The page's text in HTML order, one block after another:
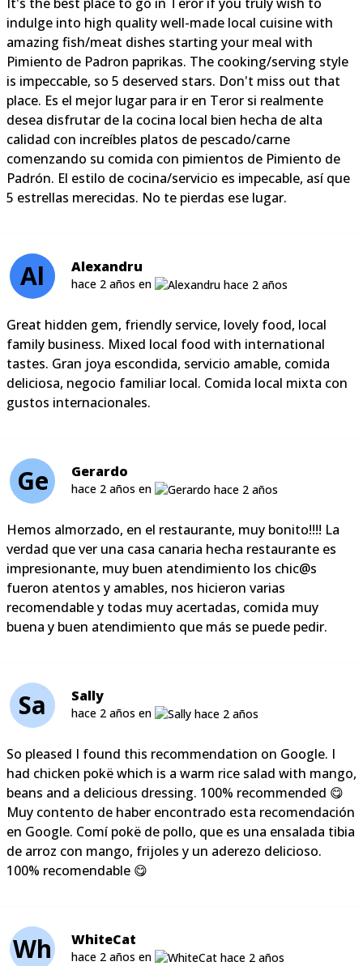
indulge into high quality well-made local cuisine with
amazing fish/meat dishes starting your meal with
Pimiento de Padron paprikas. The cooking/serving style
is impeccable, so 5 deserved stars. Don't miss out that
place. Es el mejor lugar para ir en Teror si realmente
desea disfrutar de la cocina local bien hecha de alta
calidad con increíbles platos de pescado/carne
comenzando su comida con pimientos de Pimiento de
Padrón. El estilo de cocina/servicio es impecable, así que
5 estrellas merecidas. No te pierdas ese lugar.
Al Alexandru
hace 2 años en
Great hidden gem, friendly service, lovely food, local
family business. Mixed local food with international
tastes. Gran joya escondida, servicio amable, comida
deliciosa, negocio familiar local. Comida local mixta con
gustos internacionales.
Ge Gerardo
hace 2 años en
Hemos almorzado, en el restaurante, muy bonito!!!! La
verdad que ver una casa canaria hecha restaurante es
impresionante, muy buen atendimiento los chic@s
fueron atentos y amables, nos hicieron varias
recomendable y todas muy acertadas, comida muy
buena y buen atendimiento que más se puede pedir.
Sa Sally
hace 2 años en
So pleased I found this recommendation on Google. I
had chicken pokë which is a warm rice salad with mango,
beans and a delicious dressing. 100% recommended 😋
Muy contento de haber encontrado esta recomendación
en Google. Comí pokë de pollo, que es una ensalada tibia
de arroz con mango, frijoles y un aderezo delicioso.
100% recomendable 😋
Wh WhiteCat
hace 2 años en